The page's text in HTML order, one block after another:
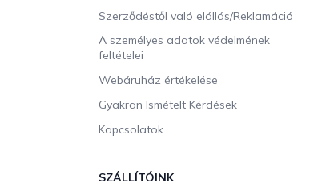
Szerződéstől való elállás/Reklamáció
A személyes adatok védelmének
feltételei
Webáruház értékelése
Gyakran Ismételt Kérdések
Kapcsolatok
SZÁLLÍTÓINK